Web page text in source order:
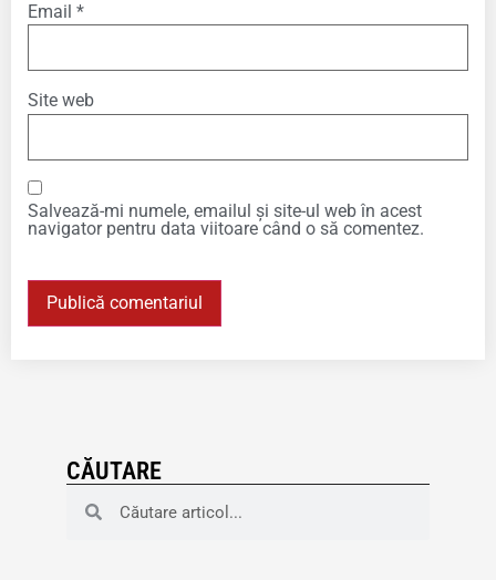
Email *
Site web
Salvează-mi numele, emailul și site-ul web în acest
navigator pentru data viitoare când o să comentez.
CĂUTARE